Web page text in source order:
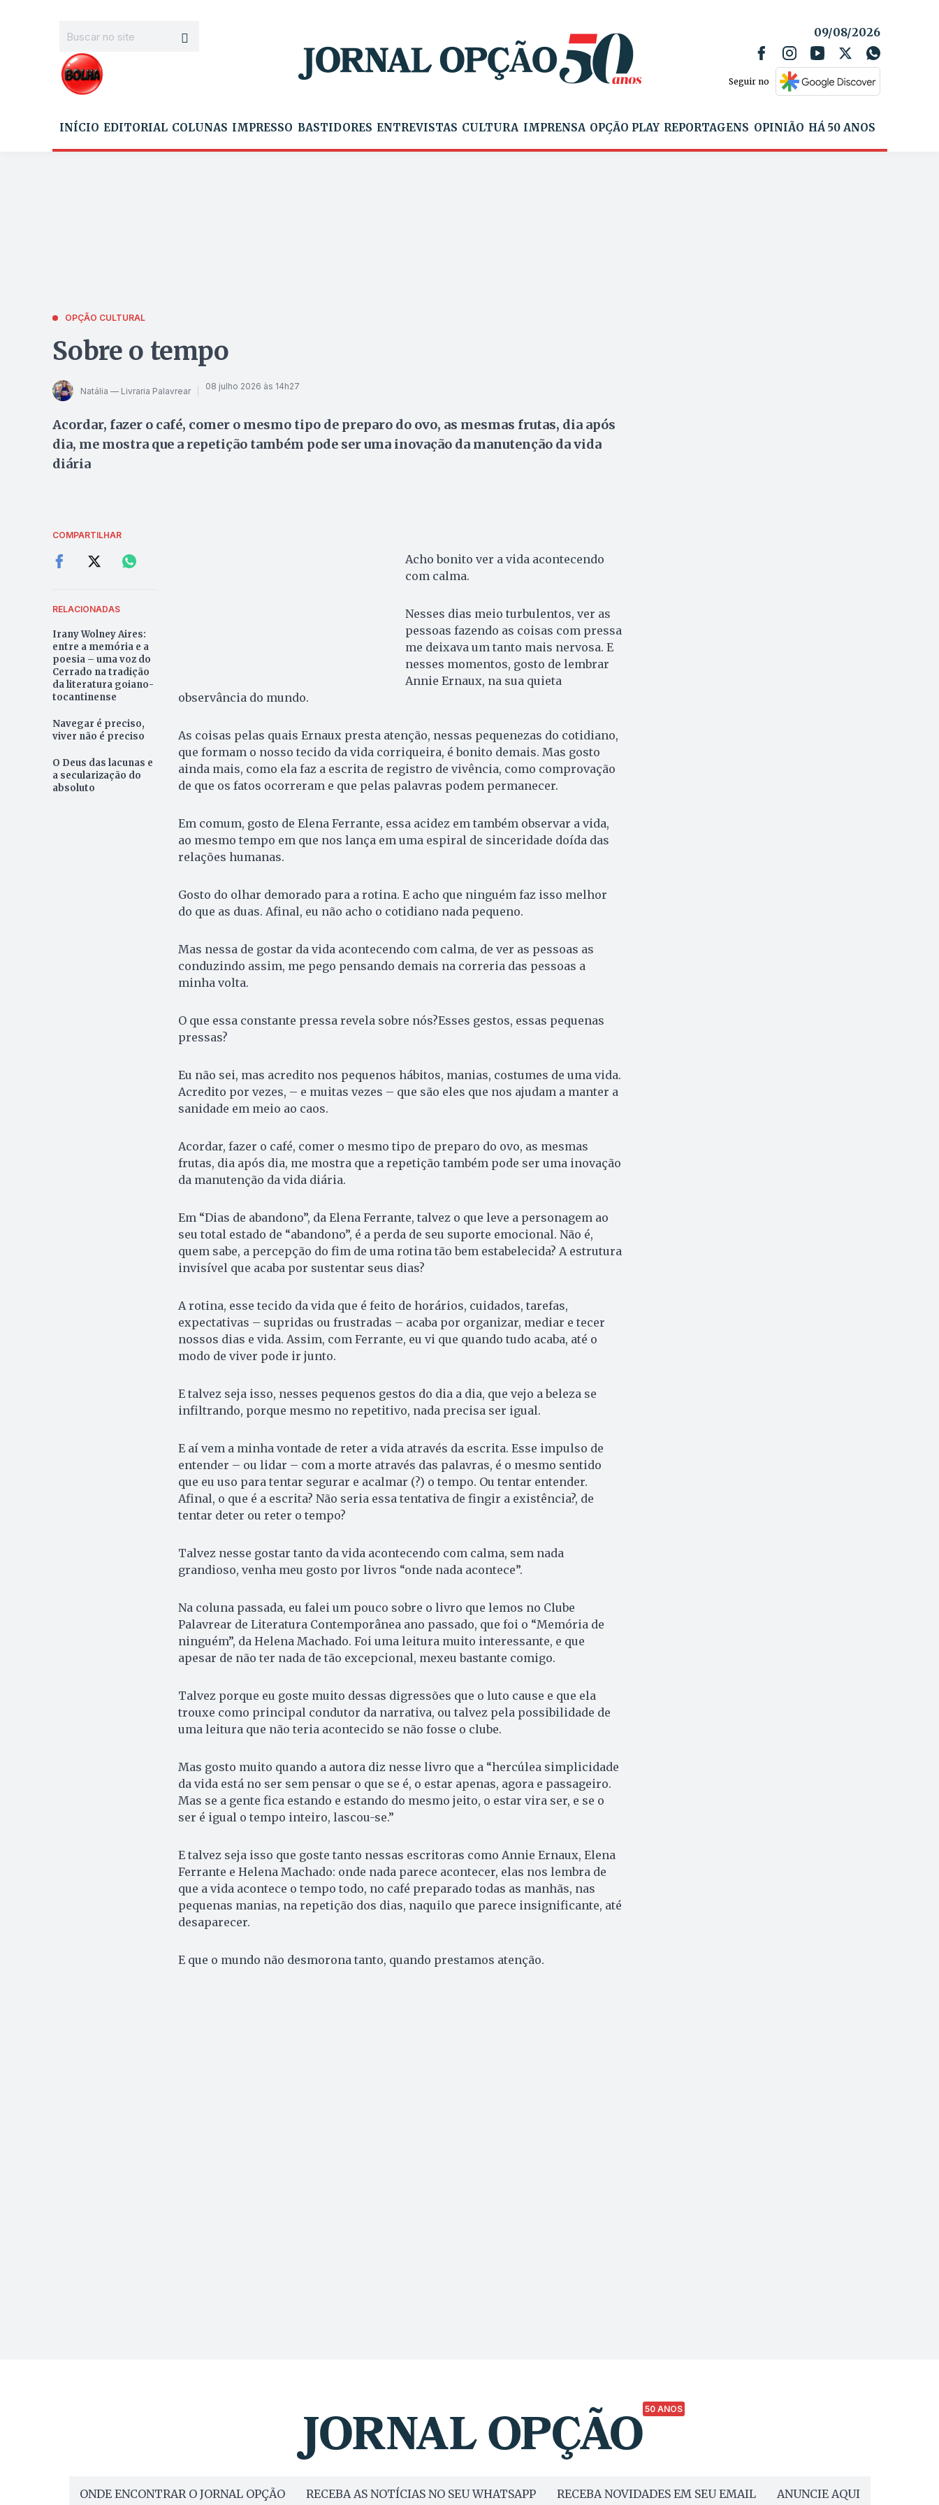
09/08/2026
Seguir no
INÍCIO EDITORIAL COLUNAS IMPRESSO BASTIDORES ENTREVISTAS CULTURA IMPRENSA OPÇÃO PLAY REPORTAGENS OPINIÃO HÁ 50 ANOS
OPÇÃO CULTURAL
Sobre o tempo
Natália — Livraria Palavrear 08 julho 2026 às 14h27
Acordar, fazer o café, comer o mesmo tipo de preparo do ovo, as mesmas frutas, dia após
dia, me mostra que a repetição também pode ser uma inovação da manutenção da vida
diária
COMPARTILHAR
RELACIONADAS
Irany Wolney Aires:
entre a memória e a
poesia – uma voz do
Cerrado na tradição
da literatura goiano-
tocantinense
Navegar é preciso,
viver não é preciso
O Deus das lacunas e
a secularização do
absoluto
Acho bonito ver a vida acontecendo
com calma.
Nesses dias meio turbulentos, ver as
pessoas fazendo as coisas com pressa
me deixava um tanto mais nervosa. E
nesses momentos, gosto de lembrar
Annie Ernaux, na sua quieta
observância do mundo.
As coisas pelas quais Ernaux presta atenção, nessas pequenezas do cotidiano,
que formam o nosso tecido da vida corriqueira, é bonito demais. Mas gosto
ainda mais, como ela faz a escrita de registro de vivência, como comprovação
de que os fatos ocorreram e que pelas palavras podem permanecer.
Em comum, gosto de Elena Ferrante, essa acidez em também observar a vida,
ao mesmo tempo em que nos lança em uma espiral de sinceridade doída das
relações humanas.
Gosto do olhar demorado para a rotina. E acho que ninguém faz isso melhor
do que as duas. Afinal, eu não acho o cotidiano nada pequeno.
Mas nessa de gostar da vida acontecendo com calma, de ver as pessoas as
conduzindo assim, me pego pensando demais na correria das pessoas a
minha volta.
O que essa constante pressa revela sobre nós?Esses gestos, essas pequenas
pressas?
Eu não sei, mas acredito nos pequenos hábitos, manias, costumes de uma vida.
Acredito por vezes, – e muitas vezes – que são eles que nos ajudam a manter a
sanidade em meio ao caos.
Acordar, fazer o café, comer o mesmo tipo de preparo do ovo, as mesmas
frutas, dia após dia, me mostra que a repetição também pode ser uma inovação
da manutenção da vida diária.
Em “Dias de abandono”, da Elena Ferrante, talvez o que leve a personagem ao
seu total estado de “abandono”, é a perda de seu suporte emocional. Não é,
quem sabe, a percepção do fim de uma rotina tão bem estabelecida? A estrutura
invisível que acaba por sustentar seus dias?
A rotina, esse tecido da vida que é feito de horários, cuidados, tarefas,
expectativas – supridas ou frustradas – acaba por organizar, mediar e tecer
nossos dias e vida. Assim, com Ferrante, eu vi que quando tudo acaba, até o
modo de viver pode ir junto.
E talvez seja isso, nesses pequenos gestos do dia a dia, que vejo a beleza se
infiltrando, porque mesmo no repetitivo, nada precisa ser igual.
E aí vem a minha vontade de reter a vida através da escrita. Esse impulso de
entender – ou lidar – com a morte através das palavras, é o mesmo sentido
que eu uso para tentar segurar e acalmar (?) o tempo. Ou tentar entender.
Afinal, o que é a escrita? Não seria essa tentativa de fingir a existência?, de
tentar deter ou reter o tempo?
Talvez nesse gostar tanto da vida acontecendo com calma, sem nada
grandioso, venha meu gosto por livros “onde nada acontece”.
Na coluna passada, eu falei um pouco sobre o livro que lemos no Clube
Palavrear de Literatura Contemporânea ano passado, que foi o “Memória de
ninguém”, da Helena Machado. Foi uma leitura muito interessante, e que
apesar de não ter nada de tão excepcional, mexeu bastante comigo.
Talvez porque eu goste muito dessas digressões que o luto cause e que ela
trouxe como principal condutor da narrativa, ou talvez pela possibilidade de
uma leitura que não teria acontecido se não fosse o clube.
Mas gosto muito quando a autora diz nesse livro que a “hercúlea simplicidade
da vida está no ser sem pensar o que se é, o estar apenas, agora e passageiro.
Mas se a gente fica estando e estando do mesmo jeito, o estar vira ser, e se o
ser é igual o tempo inteiro, lascou-se.”
E talvez seja isso que goste tanto nessas escritoras como Annie Ernaux, Elena
Ferrante e Helena Machado: onde nada parece acontecer, elas nos lembra de
que a vida acontece o tempo todo, no café preparado todas as manhãs, nas
pequenas manias, na repetição dos dias, naquilo que parece insignificante, até
desaparecer.
E que o mundo não desmorona tanto, quando prestamos atenção.
50 ANOS
ONDE ENCONTRAR O JORNAL OPÇÃO RECEBA AS NOTÍCIAS NO SEU WHATSAPP RECEBA NOVIDADES EM SEU EMAIL ANUNCIE AQUI